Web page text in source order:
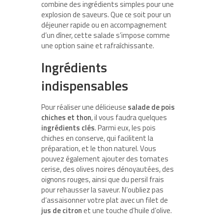
combine des ingrédients simples pour une
explosion de saveurs. Que ce soit pour un
déjeuner rapide ou en accompagnement
d’un dîner, cette salade s’impose comme
une option saine et rafraîchissante.
Ingrédients
indispensables
Pour réaliser une délicieuse salade de pois
chiches et thon, il vous faudra quelques
ingrédients clés. Parmi eux, les pois
chiches en conserve, qui facilitent la
préparation, et le thon naturel. Vous
pouvez également ajouter des tomates
cerise, des olives noires dénoyautées, des
oignons rouges, ainsi que du persil frais
pour rehausser la saveur. N’oubliez pas
d’assaisonner votre plat avec un filet de
jus de citronet une touche d’huile d’olive.